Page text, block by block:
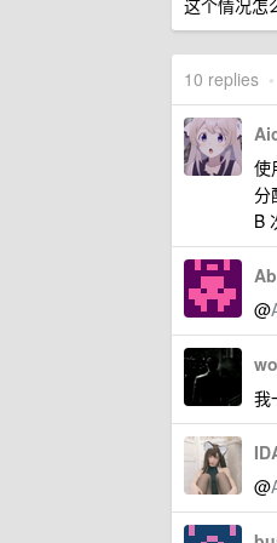
这个情况怎
10 replies •
使
分
B
@
我
@